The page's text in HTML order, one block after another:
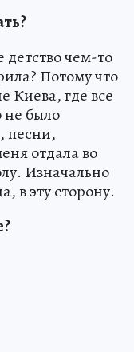
детство чем-то
Потому что
Киева, где все
не было
песни,
отдала во
Изначально
в эту сторону.